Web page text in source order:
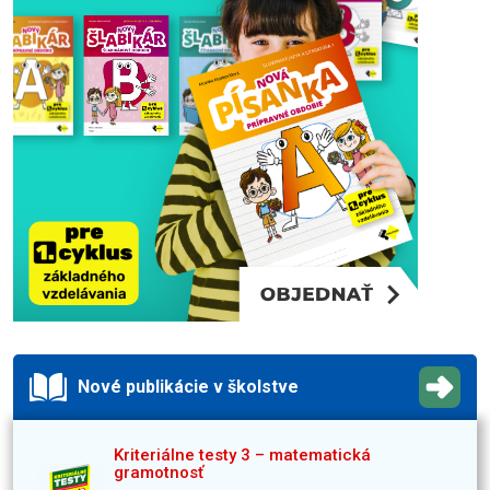
Nové publikácie v školstve
Kriteriálne testy 3 – matematická
gramotnosť